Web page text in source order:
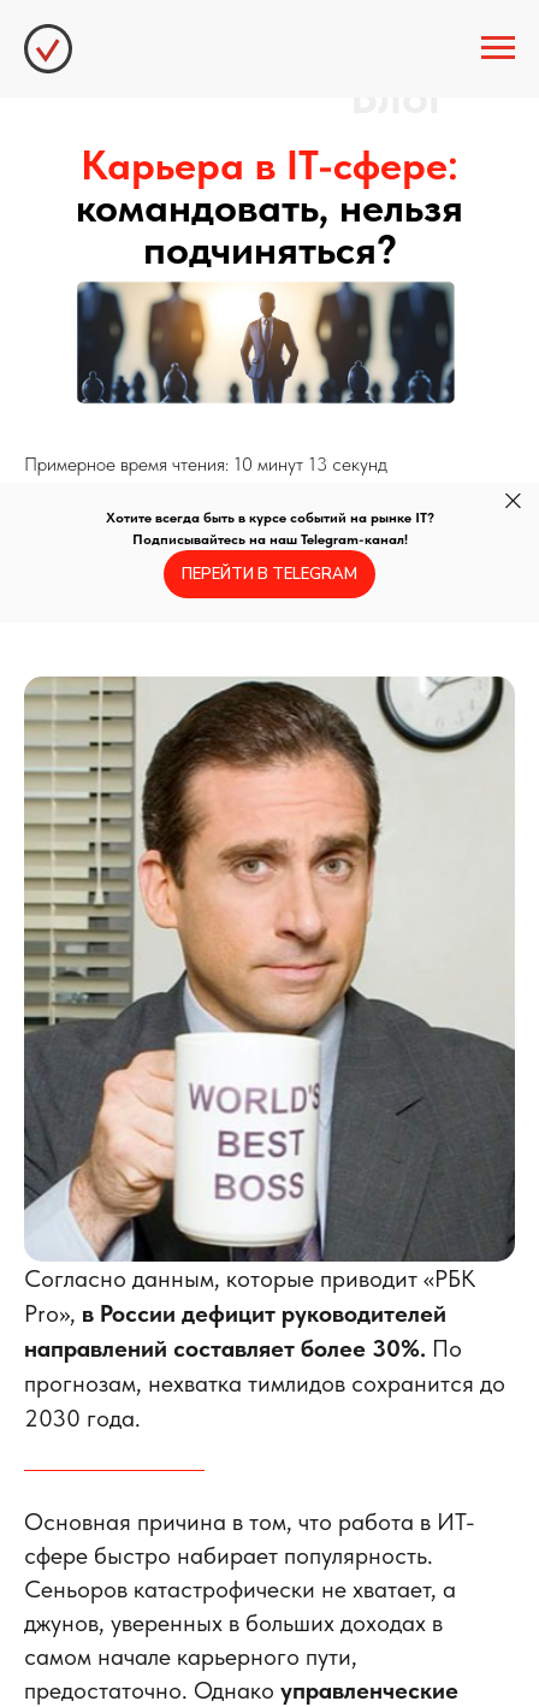
Карьера в IT-сфере:
командовать, нельзя
подчиняться?
Примерное время чтения: 10 минут 13 секунд
Хотите всегда быть в курсе событий на рынке IT?
Подписывайтесь на наш Telegram-канал!
ПЕРЕЙТИ В TELEGRAM
Согласно данным, которые приводит «РБК
Pro», в России дефицит руководителей
направлений составляет более 30%. По
прогнозам, нехватка тимлидов сохранится до
2030 года.
Основная причина в том, что работа в ИТ-
сфере быстро набирает популярность.
Сеньоров катастрофически не хватает, а
джунов, уверенных в больших доходах в
самом начале карьерного пути,
предостаточно. Однако управленческие